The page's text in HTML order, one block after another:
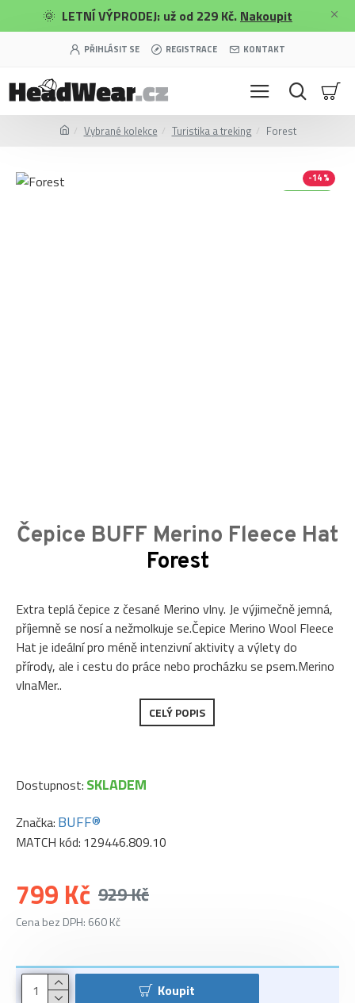
🌞 LETNÍ VÝPRODEJ: už od 229 Kč. Nakoupit
PŘIHLÁSIT SE REGISTRACE KONTAKT
Vybrané kolekce Turistika a treking Forest
-14 %
Čepice BUFF Merino Fleece Hat
Forest
Extra teplá čepice z česané Merino vlny. Je výjimečně jemná,
příjemně se nosí a nežmolkuje se.Čepice Merino Wool Fleece
Hat je ideální pro méně intenzivní aktivity a výlety do
přírody, ale i cestu do práce nebo procházku se psem.Merino
vlnaMer..
CELÝ POPIS
799 Kč 929 Kč
Cena bez DPH: 660 Kč
Dostupnost: SKLADEM
Značka: BUFF®
MATCH kód: 129446.809.10
Koupit